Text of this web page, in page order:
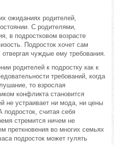
ожиданиях родителей,
С родителями,
в подростковом возрасте
Подросток хочет сам
чуждые ему требования.
родителей к подростку как к
требований, когда
то взрослая
конфликта становится
не устраивает ни мода, ни цены
считая себя
стремится ничем не
преткновения во многих семьях
подросток может гулять